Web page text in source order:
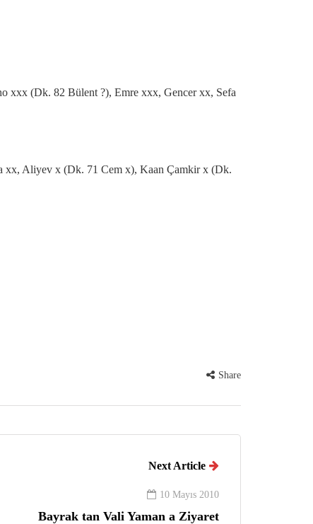
xxx (Dk. 82 Bülent ?), Emre xxx, Gencer xx, Sefa
xx, Aliyev x (Dk. 71 Cem x), Kaan Çamkir x (Dk.
Share
Next Article
10 Mayıs 2010
Bayrak tan Vali Yaman a Ziyaret